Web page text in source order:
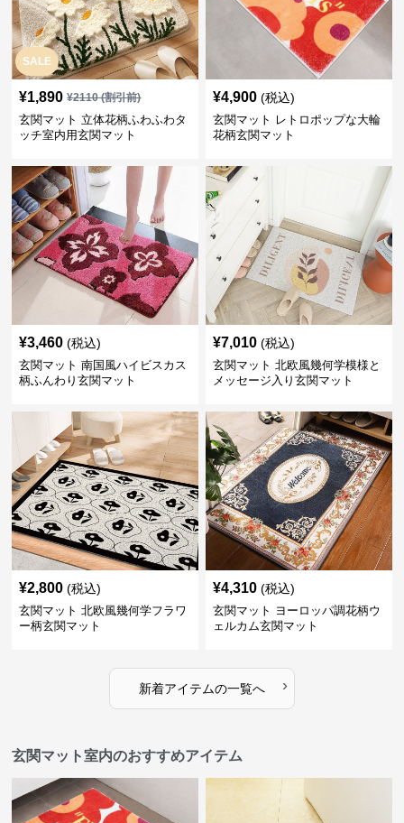
SALE
¥1,890 ¥2110(割引前)
玄関マット 立体花柄ふわふわタ
ッチ室内用玄関マット
¥4,900 (税込)
玄関マット レトロポップな大輪
花柄玄関マット
¥3,460 (税込)
玄関マット 南国風ハイビスカス
柄ふんわり玄関マット
¥7,010 (税込)
玄関マット 北欧風幾何学模様と
メッセージ入り玄関マット
¥2,800 (税込)
玄関マット 北欧風幾何学フラワ
ー柄玄関マット
¥4,310 (税込)
玄関マット ヨーロッパ調花柄ウ
ェルカム玄関マット
新着アイテムの一覧へ ›
玄関マット室内のおすすめアイテム